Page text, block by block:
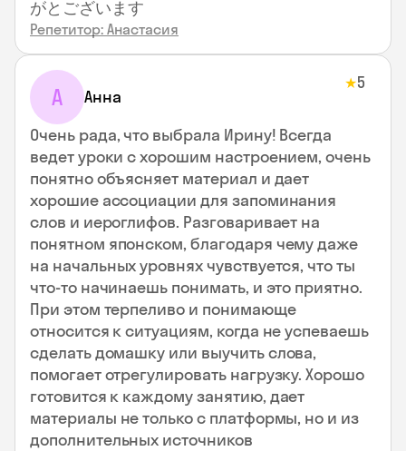
がとございます
Репетитор: Анастасия
А Анна
★5
Очень рада, что выбрала Ирину! Всегда
ведет уроки с хорошим настроением, очень
понятно объясняет материал и дает
хорошие ассоциации для запоминания
слов и иероглифов. Разговаривает на
понятном японском, благодаря чему даже
на начальных уровнях чувствуется, что ты
что-то начинаешь понимать, и это приятно.
При этом терпеливо и понимающе
относится к ситуациям, когда не успеваешь
сделать домашку или выучить слова,
помогает отрегулировать нагрузку. Хорошо
готовится к каждому занятию, дает
материалы не только с платформы, но и из
дополнительных источников